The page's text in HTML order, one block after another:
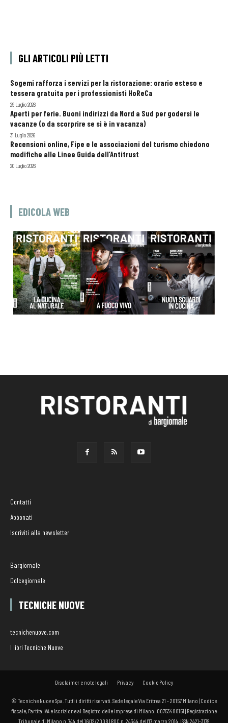
GLI ARTICOLI PIÙ LETTI
Sogemi rafforza i servizi per la ristorazione: orario esteso e
tessera gratuita per i professionisti HoReCa
29 Luglio 2026
Aperti per ferie. Buoni indirizzi da Nord a Sud per godersi le
vacanze (o da scorprire se si è in vacanza)
31 Luglio 2026
Recensioni online, Fipe e le associazioni del turismo chiedono
modifiche alle Linee Guida dell’Antitrust
20 Luglio 2026
EDICOLA WEB
Contatti
Abbonati
Iscriviti alla newsletter
Bargiornale
Dolcegiornale
TECNICHE NUOVE
tecnichenuove.com
I libri Tecniche Nuove
Disclaimer e note legali Privacy Cookie Policy
© Tecniche Nuove Spa. Tutti i diritti riservati. Sede legale Via Eritrea 21 - 20157 Milano | Codice
fiscale, Partita IVA e Iscrizione al Registro delle imprese di Milano: 00753480151 | Registrazione
Tribunale di Milano n. 744 del 16/12/2008 | ROC n. 24344 dell’17 marzo 2014. ISSN 2421-3179